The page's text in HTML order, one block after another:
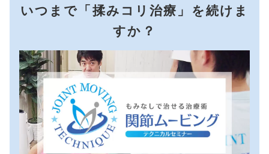
いつまで「揉みコリ治療」を続けま
すか？